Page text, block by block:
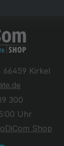
66459 Kirkel
300
Uhr
Shop